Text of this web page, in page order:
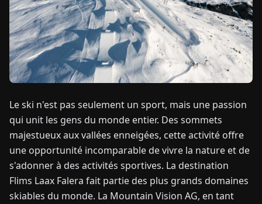
ENDEFRESITNLPLHU
CONTACTEZ-
NOUS
Le ski n'est pas seulement un sport, mais une passion
qui unit les gens du monde entier. Des sommets
majestueux aux vallées enneigées, cette activité offre
une opportunité incomparable de vivre la nature et de
s'adonner à des activités sportives. La destination
Flims Laax Falera fait partie des plus grands domaines
skiables du monde. La Mountain Vision AG, en tant